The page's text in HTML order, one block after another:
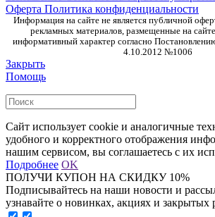
Оферта Политика конфиденциальности
Информация на сайте не является публичной
рекламных материалов, размещенные на
информативный характер согласно
4.10.2012 №1006
Закрыть
Помощь
Сайт использует cookie и аналогичные
удобного и корректного отображения
нашим сервисом, вы соглашаетесь с их
Подробнее OK
ПОЛУЧИ КУПОН НА СКИДКУ 10%
Подписывайтесь на наши новости и
узнавайте о новинках, акциях и закрытых